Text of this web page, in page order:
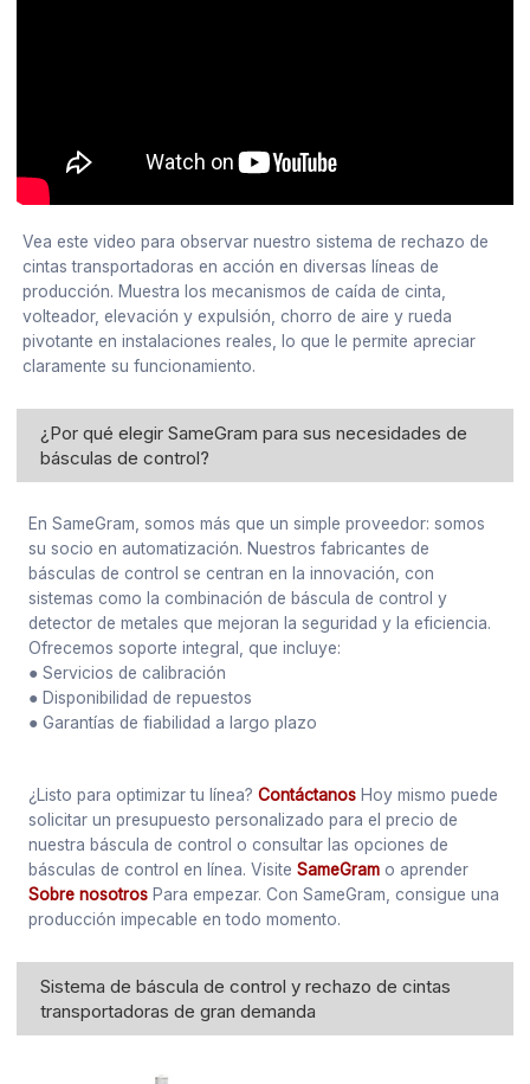
Vea este video para observar nuestro sistema de rechazo de
cintas transportadoras en acción en diversas líneas de
producción. Muestra los mecanismos de caída de cinta,
volteador, elevación y expulsión, chorro de aire y rueda
pivotante en instalaciones reales, lo que le permite apreciar
claramente su funcionamiento.
¿Por qué elegir SameGram para sus necesidades de
básculas de control?
En SameGram, somos más que un simple proveedor: somos
su socio en automatización. Nuestros fabricantes de
básculas de control se centran en la innovación, con
sistemas como la combinación de báscula de control y
detector de metales que mejoran la seguridad y la eficiencia.
Ofrecemos soporte integral, que incluye:
● Servicios de calibración
● Disponibilidad de repuestos
● Garantías de fiabilidad a largo plazo
¿Listo para optimizar tu línea?Contáctanos Hoy mismo puede
solicitar un presupuesto personalizado para el precio de
nuestra báscula de control o consultar las opciones de
básculas de control en línea. VisiteSameGram o aprender
Sobre nosotros Para empezar. Con SameGram, consigue una
producción impecable en todo momento.
Sistema de báscula de control y rechazo de cintas
transportadoras de gran demanda